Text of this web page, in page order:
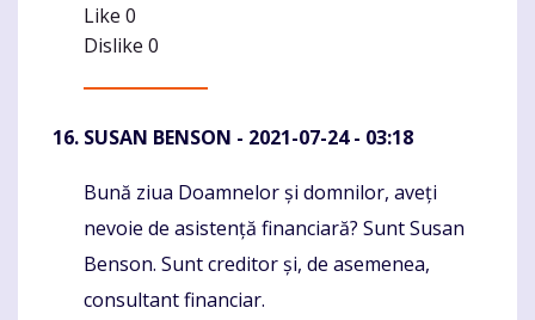
Like 0
Dislike 0
SUSAN BENSON - 2021-07-24 - 03:18
Komentaras
Bună ziua Doamnelor și domnilor, aveți
nevoie de asistență financiară? Sunt Susan
Benson. Sunt creditor și, de asemenea,
consultant financiar.